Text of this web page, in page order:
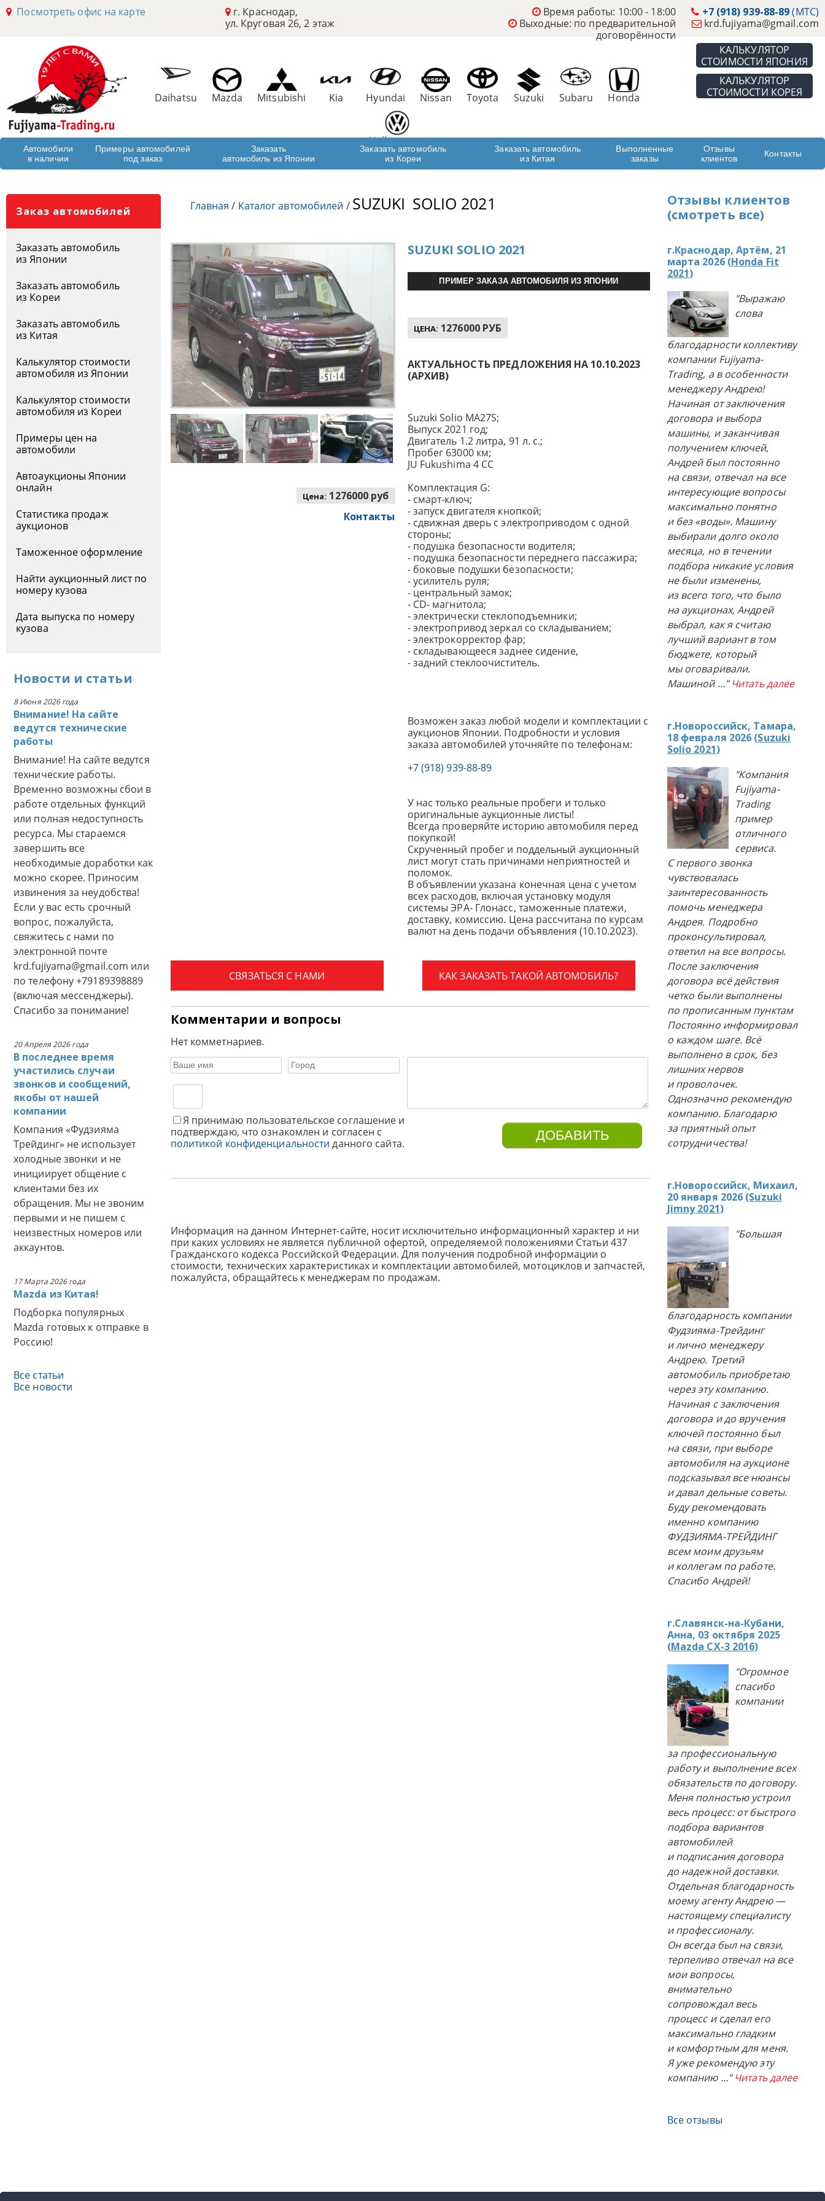
Посмотреть офис на карте
г. Краснодар,
ул. Круговая 26, 2 этаж
+7 (918) 939-88-89(МТС)
krd.fujiyama@gmail.com
Время работы: 10:00 - 18:00
Выходные: по предварительной
договорённости
КАЛЬКУЛЯТОР
СТОИМОСТИ ЯПОНИЯ
КАЛЬКУЛЯТОР
СТОИМОСТИ КОРЕЯ
Daihatsu Mazda Mitsubishi Kia Hyundai Nissan Toyota Suzuki Subaru Honda
Volkswagen
Автомобили
в наличии
Примеры автомобилей
под заказ
Заказать
автомобиль из Японии
Заказать автомобиль
из Кореи
Заказать автомобиль
из Китая
Выполненные
заказы
Отзывы
клиентов
Контакты
Заказ автомобилей
Заказать автомобиль
из Японии
Заказать автомобиль
из Кореи
Заказать автомобиль
из Китая
Калькулятор стоимости
автомобиля из Японии
Калькулятор стоимости
автомобиля из Кореи
Примеры цен на
автомобили
Автоаукционы Японии
онлайн
Статистика продаж
аукционов
Таможенное оформление
Найти аукционный лист по
номеру кузова
Дата выпуска по номеру
кузова
Новости и статьи
8 Июня 2026 года
Внимание! На сайте
ведутся технические
работы
Внимание! На сайте ведутся
технические работы.
Временно возможны сбои в
работе отдельных функций
или полная недоступность
ресурса. Мы стараемся
завершить все
необходимые доработки как
можно скорее. Приносим
извинения за неудобства!
Если у вас есть срочный
вопрос, пожалуйста,
свяжитесь с нами по
электронной почте
krd.fujiyama@gmail.com или
по телефону +79189398889
(включая мессенджеры).
Спасибо за понимание!
20 Апреля 2026 года
В последнее время
участились случаи
звонков и сообщений,
якобы от нашей
компании
Компания «Фудзияма
Трейдинг» не использует
холодные звонки и не
инициирует общение с
клиентами без их
обращения. Мы не звоним
первыми и не пишем с
неизвестных номеров или
аккаунтов.
17 Марта 2026 года
Mazda из Китая!
Подборка популярных
Mazda готовых к отправке в
Россию!
Все статьи
Все новости
Главная / Каталог автомобилей / SUZUKI SOLIO 2021
Цена: 1276000 руб
Контакты
SUZUKI SOLIO 2021
ПРИМЕР ЗАКАЗА АВТОМОБИЛЯ ИЗ ЯПОНИИ
ЦЕНА: 1276000 РУБ
АКТУАЛЬНОСТЬ ПРЕДЛОЖЕНИЯ НА 10.10.2023
(АРХИВ)
Suzuki Solio MA27S;
Выпуск 2021 год;
Двигатель 1.2 литра, 91 л. с.;
Пробег 63000 км;
JU Fukushima 4 CC
Комплектация G:
- смарт-ключ;
- запуск двигателя кнопкой;
- сдвижная дверь с электроприводом с одной
стороны;
- подушка безопасности водителя;
- подушка безопасности переднего пассажира;
- боковые подушки безопасности;
- усилитель руля;
- центральный замок;
- СD- магнитола;
- электрически стеклоподъемники;
- электропривод зеркал со складыванием;
- электрокорректор фар;
- складывающееся заднее сидение,
- задний стеклоочиститель.
Возможен заказ любой модели и комплектации с
аукционов Японии. Подробности и условия
заказа автомобилей уточняйте по телефонам:
+7 (918) 939-88-89
У нас только реальные пробеги и только
оригинальные аукционные листы!
Всегда проверяйте историю автомобиля перед
покупкой!
Скрученный пробег и поддельный аукционный
лист могут стать причинами неприятностей и
поломок.
В объявлении указана конечная цена с учетом
всех расходов, включая установку модуля
системы ЭРА- Глонасс, таможенные платежи,
доставку, комиссию. Цена рассчитана по курсам
валют на день подачи объявления (10.10.2023).
КАК ЗАКАЗАТЬ ТАКОЙ АВТОМОБИЛЬ?
СВЯЗАТЬСЯ С НАМИ
Комментарии и вопросы
Нет комметнариев.
Я принимаю пользовательское соглашение и
подтверждаю, что ознакомлен и согласен с
политикой конфиденциальности данного сайта.
Информация на данном Интернет-сайте, носит исключительно информационный характер и ни
при каких условиях не является публичной офертой, определяемой положениями Статьи 437
Гражданского кодекса Российской Федерации. Для получения подробной информации о
стоимости, технических характеристиках и комплектации автомобилей, мотоциклов и запчастей,
пожалуйста, обращайтесь к менеджерам по продажам.
Отзывы клиентов
(смотреть все)
г.Краснодар, Артём, 21
марта 2026 (Honda Fit
2021)
"Выражаю
слова
благодарности коллективу
компании Fujiyama-
Trading, а в особенности
менеджеру Андрею!
Начиная от заключения
договора и выбора
машины, и заканчивая
получением ключей,
Андрей был постоянно
на связи, отвечал на все
интересующие вопросы
максимально понятно
и без «воды». Машину
выбирали долго около
месяца, но в течении
подбора никакие условия
не были изменены,
из всего того, что было
на аукционах, Андрей
выбрал, как я считаю
лучший вариант в том
бюджете, который
мы оговаривали.
Машиной ..." Читать далее
г.Новороссийск, Тамара,
18 февраля 2026 (Suzuki
Solio 2021)
"Компания
Fujiyama-
Trading
пример
отличного
сервиса.
С первого звонка
чувствовалась
заинтересованность
помочь менеджера
Андрея. Подробно
проконсультировал,
ответил на все вопросы.
После заключения
договора всё действия
четко были выполнены
по прописанным пунктам
Постоянно информировал
о каждом шаге. Всё
выполнено в срок, без
лишних нервов
и проволочек.
Однозначно рекомендую
компанию. Благодарю
за приятный опыт
сотрудничества!
г.Новороссийск, Михаил,
20 января 2026 (Suzuki
Jimny 2021)
"Большая
благодарность компании
Фудзияма-Трейдинг
и лично менеджеру
Андрею. Третий
автомобиль приобретаю
через эту компанию.
Начиная с заключения
договора и до вручения
ключей постоянно был
на связи, при выборе
автомобиля на аукционе
подсказывал все нюансы
и давал дельные советы.
Буду рекомендовать
именно компанию
ФУДЗИЯМА-ТРЕЙДИНГ
всем моим друзьям
и коллегам по работе.
Спасибо Андрей!
г.Славянск-на-Кубани,
Анна, 03 октября 2025
(Mazda CX-3 2016)
"Огромное
спасибо
компании
за профессиональную
работу и выполнение всех
обязательств по договору.
Меня полностью устроил
весь процесс: от быстрого
подбора вариантов
автомобилей
и подписания договора
до надежной доставки.
Отдельная благодарность
моему агенту Андрею —
настоящему специалисту
и профессионалу.
Он всегда был на связи,
терпеливо отвечал на все
мои вопросы,
внимательно
сопровождал весь
процесс и сделал его
максимально гладким
и комфортным для меня.
Я уже рекомендую эту
компанию ..." Читать далее
Все отзывы